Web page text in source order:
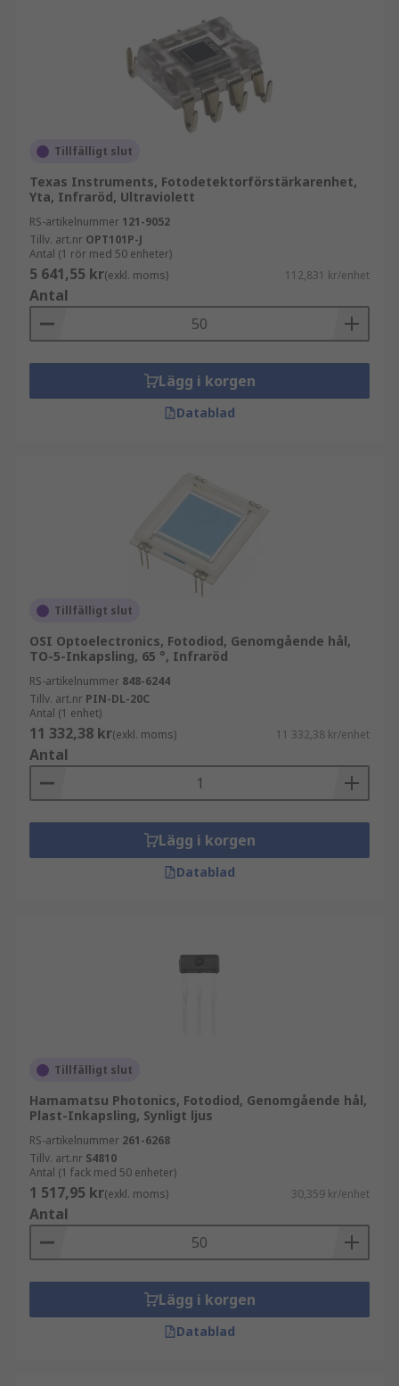
Tillfälligt slut
Texas Instruments, Fotodetektorförstärkarenhet,
Yta, Infraröd, Ultraviolett
RS-artikelnummer 121-9052
Tillv. art.nr OPT101P-J
Antal (1 rör med 50 enheter)
5 641,55 kr(exkl. moms) 112,831 kr/enhet
Antal
Lägg i korgen
Datablad
Tillfälligt slut
OSI Optoelectronics, Fotodiod, Genomgående hål,
TO-5-Inkapsling, 65 °, Infraröd
RS-artikelnummer 848-6244
Tillv. art.nr PIN-DL-20C
Antal (1 enhet)
11 332,38 kr(exkl. moms) 11 332,38 kr/enhet
Antal
Lägg i korgen
Datablad
Tillfälligt slut
Hamamatsu Photonics, Fotodiod, Genomgående hål,
Plast-Inkapsling, Synligt ljus
RS-artikelnummer 261-6268
Tillv. art.nr S4810
Antal (1 fack med 50 enheter)
1 517,95 kr(exkl. moms) 30,359 kr/enhet
Antal
Lägg i korgen
Datablad